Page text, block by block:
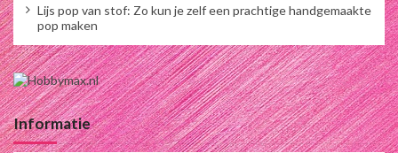
Lijs pop van stof: Zo kun je zelf een prachtige handgemaakte
pop maken
Informatie